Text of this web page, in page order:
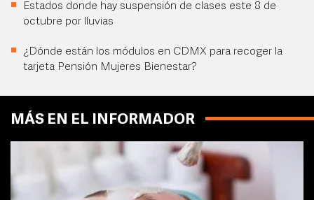
Estados donde hay suspensión de clases este 8 de
octubre por lluvias
¿Dónde están los módulos en CDMX para recoger la
tarjeta Pensión Mujeres Bienestar?
MÁS EN EL INFORMADOR